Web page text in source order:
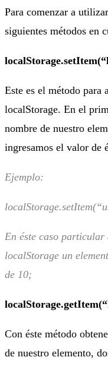
Para comenzar a
siguientes métodos en
Este es el método para
localStorage. En el
nombre de nuestro
ingresamos el valor de
Ejemplo:
En éste caso particular
localStorage un
de 10;
Con éste método
de nuestro elemento,